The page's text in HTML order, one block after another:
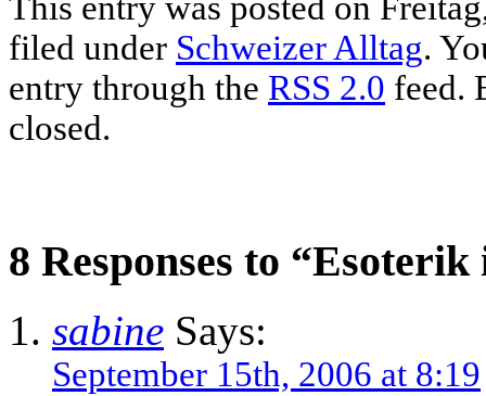
filed under Schweizer Alltag.
entry through the RSS 2.0 feed.
closed.
8 Responses to
sabine Says:
September 15th, 2006 at 8:19